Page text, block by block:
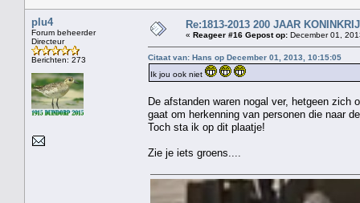
plu4
Forum beheerder
Directeur
Berichten: 273
Re:1813-2013 200 JAAR
« Reageer #16 Gepost op: December 01,
Citaat van: Hans op December 01, 2013, 10:15:05
Ik jou ook niet
De afstanden waren nogal ver, hetgeen
gaat om herkenning van personen die naar
Toch sta ik op dit plaatje!
Zie je iets groens....